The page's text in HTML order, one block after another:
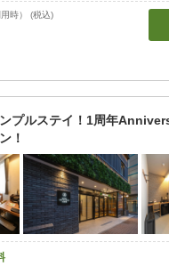
時） (税込)
ンプルステイ！1周年
！